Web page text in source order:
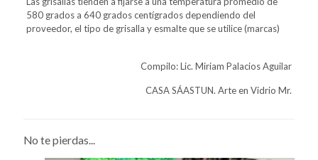
580 grados a 640 grados centígrados dependiendo del
proveedor, el tipo de grisalla y esmalte que se utilice (marcas)
Compilo: Lic. Miriam Palacios Aguilar
CASA SÁASTUN. Arte en Vidrio Mr.
No te pierdas...